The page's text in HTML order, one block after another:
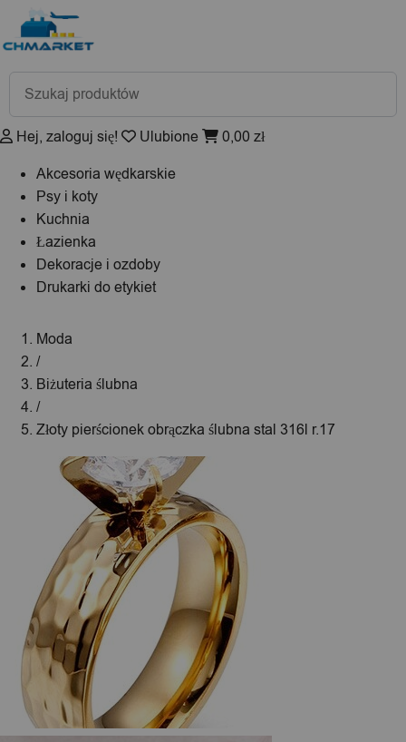
Wyszukiwarka
produktów
Hej, zaloguj się! Ulubione 0,00 zł
Akcesoria wędkarskie
Psy i koty
Kuchnia
Łazienka
Dekoracje i ozdoby
Drukarki do etykiet
Moda
/
Biżuteria ślubna
/
Złoty pierścionek obrączka ślubna stal 316l r.17